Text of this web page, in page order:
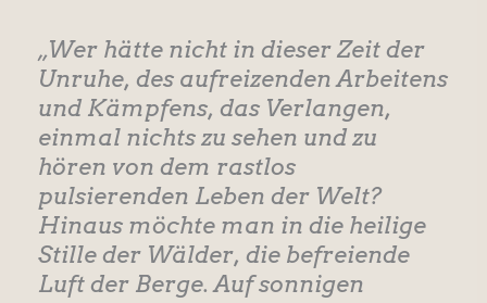
„Wer hätte nicht in dieser Zeit der
Unruhe, des aufreizenden Arbeitens
und Kämpfens, das Verlangen,
einmal nichts zu sehen und zu
hören von dem rastlos
pulsierenden Leben der Welt?
Hinaus möchte man in die heilige
Stille der Wälder, die befreiende
Luft der Berge. Auf sonnigen